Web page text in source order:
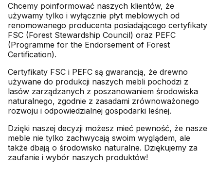
Chcemy poinformować naszych klientów, że
używamy tylko i wyłącznie płyt meblowych od
renomowanego producenta posiadającego certyfikaty
FSC (Forest Stewardship Council) oraz PEFC
(Programme for the Endorsement of Forest
Certification).
Certyfikaty FSC i PEFC są gwarancją, że drewno
używane do produkcji naszych mebli pochodzi z
lasów zarządzanych z poszanowaniem środowiska
naturalnego, zgodnie z zasadami zrównoważonego
rozwoju i odpowiedzialnej gospodarki leśnej.
Dzięki naszej decyzji możesz mieć pewność, że nasze
meble nie tylko zachwycają swoim wyglądem, ale
także dbają o środowisko naturalne. Dziękujemy za
zaufanie i wybór naszych produktów!